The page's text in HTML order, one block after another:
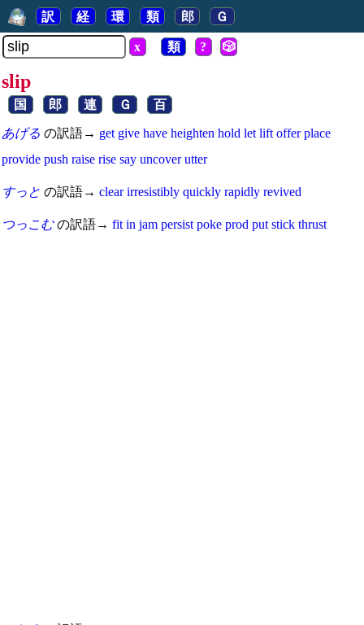
訳 経 環 類 郎 Ｇ
x 類 ? 🎲
slip
国 郎 連 Ｇ 百
あげる の訳語→ get give have heighten hold let lift offer place
provide push raise rise say uncover utter
すっと の訳語→ clear irresistibly quickly rapidly revived
つっこむの訳語→ fit in jam persist poke prod put stick thrust